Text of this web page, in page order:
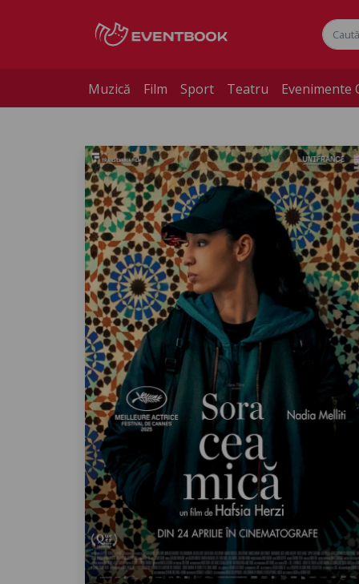
Muzică Film Sport Teatru Evenimente